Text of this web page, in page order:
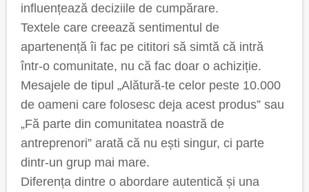
influențează deciziile de cumpărare.
Textele care creează sentimentul de
apartenență îi fac pe cititori să simtă că intră
într-o comunitate, nu că fac doar o achiziție.
Mesajele de tipul „Alătură-te celor peste 10.000
de oameni care folosesc deja acest produs” sau
„Fă parte din comunitatea noastră de
antreprenori” arată că nu ești singur, ci parte
dintr-un grup mai mare.
Diferența dintre o abordare autentică și una